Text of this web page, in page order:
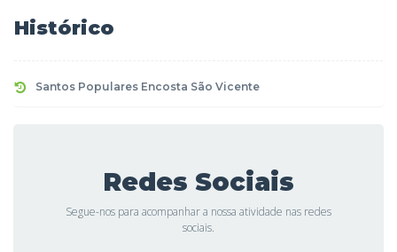
Histórico
Santos Populares Encosta São Vicente
Redes Sociais
Segue-nos para acompanhar a nossa atividade nas redes
sociais.